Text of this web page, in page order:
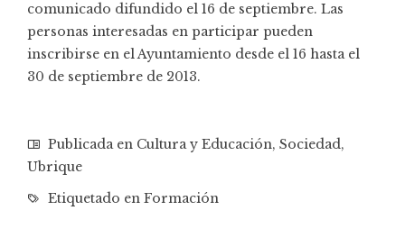
comunicado difundido el 16 de septiembre. Las
personas interesadas en participar pueden
inscribirse en el Ayuntamiento desde el 16 hasta el
30 de septiembre de 2013.
Publicada en Cultura y Educación, Sociedad,
Ubrique
Etiquetado en Formación